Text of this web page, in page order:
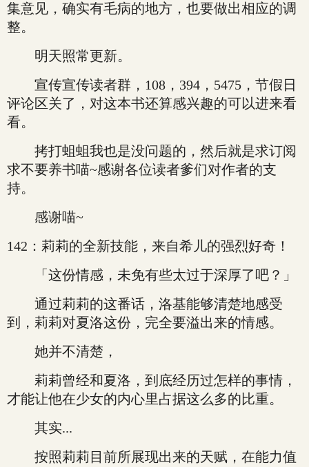
集意见，确实有毛病的地方，也要做出相应的调
整。
明天照常更新。
宣传宣传读者群，108，394，5475，节假日
评论区关了，对这本书还算感兴趣的可以进来看
看。
拷打蛆蛆我也是没问题的，然后就是求订阅
求不要养书喵~感谢各位读者爹们对作者的支
持。
感谢喵~
142：莉莉的全新技能，来自希儿的强烈好奇！
「这份情感，未免有些太过于深厚了吧？」
通过莉莉的这番话，洛基能够清楚地感受
到，莉莉对夏洛这份，完全要溢出来的情感。
她并不清楚，
莉莉曾经和夏洛，到底经历过怎样的事情，
才能让他在少女的内心里占据这么多的比重。
其实...
按照莉莉目前所展现出来的天赋，在能力值